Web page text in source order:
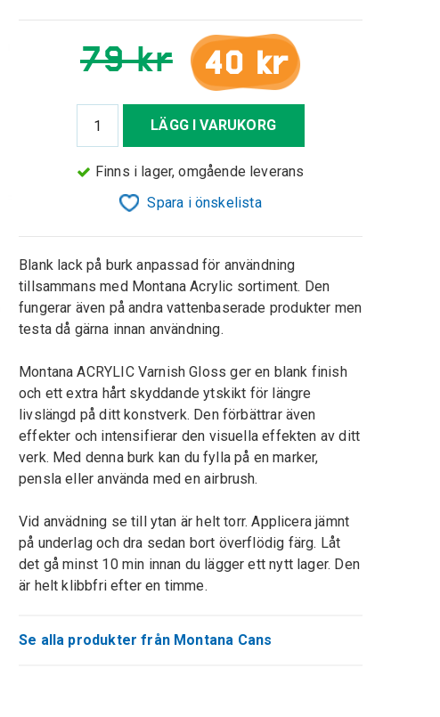
79 kr 40 kr
LÄGG I VARUKORG
Finns i lager, omgående leverans
Spara i önskelista
Blank lack på burk anpassad för användning
tillsammans med Montana Acrylic sortiment. Den
fungerar även på andra vattenbaserade produkter men
testa då gärna innan användning.
Montana ACRYLIC Varnish Gloss ger en blank finish
och ett extra hårt skyddande ytskikt för längre
livslängd på ditt konstverk. Den förbättrar även
effekter och intensifierar den visuella effekten av ditt
verk. Med denna burk kan du fylla på en marker,
pensla eller använda med en airbrush.
Vid anvädning se till ytan är helt torr.Applicera jämnt
på underlag och dra sedan bort överflödig färg. Låt
det gå minst 10 min innan du lägger ett nytt lager. Den
är helt klibbfri efter en timme.
Se alla produkter från Montana Cans